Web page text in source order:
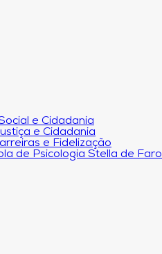
e Cidadania
e Cidadania
e Fidelização
de Psicologia Stella de Faro